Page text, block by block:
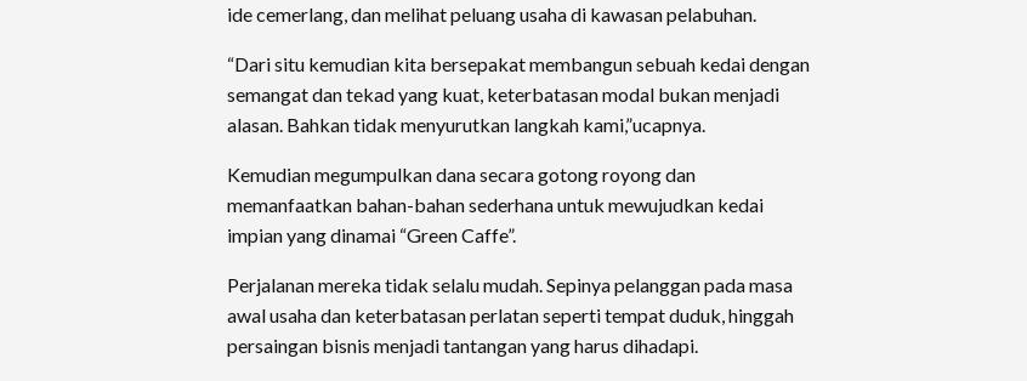
ide cemerlang, dan melihat peluang usaha di kawasan pelabuhan.
“Dari situ kemudian kita bersepakat membangun sebuah kedai dengan
semangat dan tekad yang kuat, keterbatasan modal bukan menjadi
alasan. Bahkan tidak menyurutkan langkah kami,”ucapnya.
Kemudian megumpulkan dana secara gotong royong dan
memanfaatkan bahan-bahan sederhana untuk mewujudkan kedai
impian yang dinamai “Green Caffe”.
Perjalanan mereka tidak selalu mudah. Sepinya pelanggan pada masa
awal usaha dan keterbatasan perlatan seperti tempat duduk, hinggah
persaingan bisnis menjadi tantangan yang harus dihadapi.